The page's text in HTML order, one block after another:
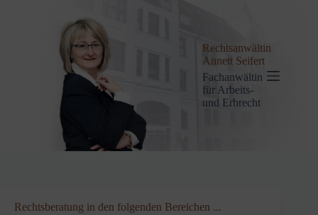
Rechtsanwältin
Annett Seifert
Fachanwältin
für Arbeits-
und Erbrecht
Rechtsberatung in den folgenden Bereichen ...